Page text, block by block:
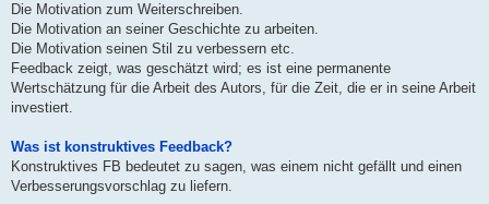
Die Motivation zum Weiterschreiben.
Die Motivation an seiner Geschichte zu arbeiten.
Die Motivation seinen Stil zu verbessern etc.
Feedback zeigt, was geschätzt wird; es ist eine permanente
Wertschätzung für die Arbeit des Autors, für die Zeit, die er in seine Arbeit
investiert.
Was ist konstruktives Feedback?
Konstruktives FB bedeutet zu sagen, was einem nicht gefällt und einen
Verbesserungsvorschlag zu liefern.